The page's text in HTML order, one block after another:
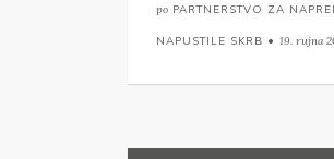
po PARTNERSTVO ZA
NAPUSTILE SKRB • 19. rujna